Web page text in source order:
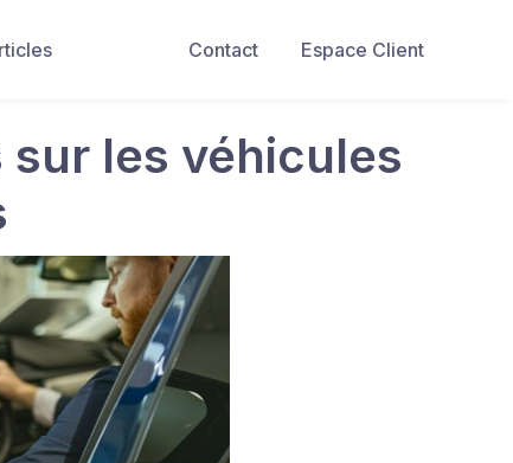
Contact
Espace Client
sur les véhicules